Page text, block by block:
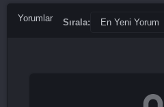
Yorumlar Sırala: